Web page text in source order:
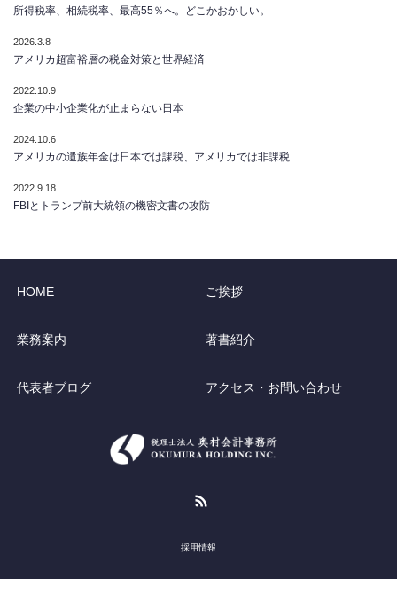
所得税率、相続税率、最高55％へ。どこかおかしい。
2026.3.8
アメリカ超富裕層の税金対策と世界経済
2022.10.9
企業の中小企業化が止まらない日本
2024.10.6
アメリカの遺族年金は日本では課税、アメリカでは非課税
2022.9.18
FBIとトランプ前大統領の機密文書の攻防
HOME ご挨拶
業務案内 著書紹介
代表者ブログ アクセス・お問い合わせ
採用情報